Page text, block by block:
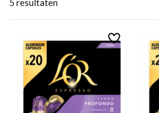
5 resultaten